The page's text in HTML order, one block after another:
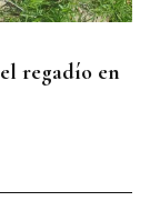
regadío en